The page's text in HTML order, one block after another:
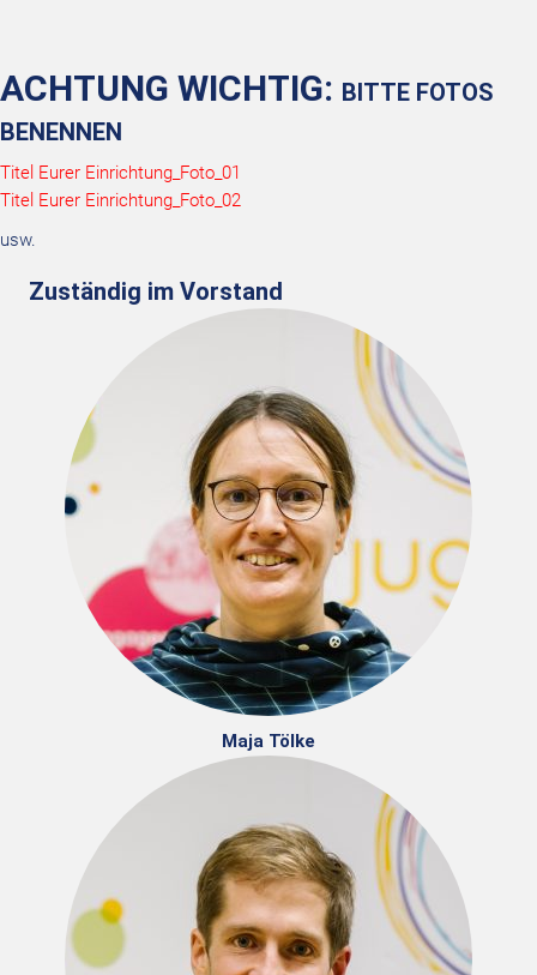
ACHTUNG WICHTIG: BITTE FOTOS
BENENNEN
Titel Eurer Einrichtung_Foto_01
Titel Eurer Einrichtung_Foto_02
usw.
Zuständig im Vorstand
Maja Tölke